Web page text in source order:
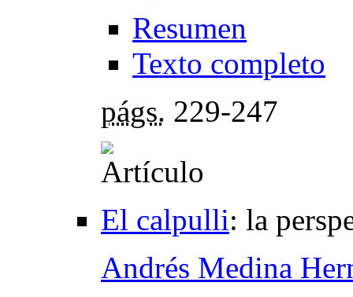
Resumen
Texto completo
págs. 229-247
El calpulli: la
Andrés Medina